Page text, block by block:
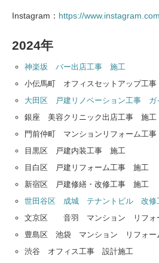
Instagram： https://
2024年
神楽坂 バー出店工事 施工
小伝馬町 オフィスセットアップ工
大田区 戸建リノベーション工事 ガ
銀座 美容クリニック出店工事 施工
門前仲町 マンションリフォーム工
目黒区 戸建内装工事 施工
目白区 戸建リフォーム工事 施工
新宿区 戸建修繕・改修工事 施工
世田谷区 成城 テナントビル 改
文京区 音羽 マンション リフォ
豊島区 池袋 マンション リフォー
渋谷 オフィス工事 設計施工